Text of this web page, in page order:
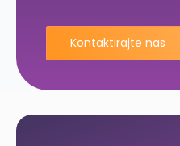
Kontaktirajte nas